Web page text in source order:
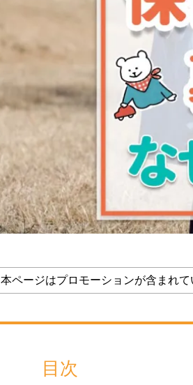
本ページはプロモーションが含まれて
目次